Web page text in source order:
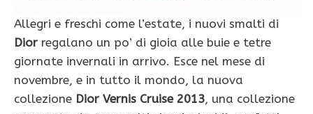
Allegri e freschi come l’estate, i nuovi smalti di
Dior regalano un po’ di gioia alle buie e tetre
giornate invernali in arrivo. Esce nel mese di
novembre, e in tutto il mondo, la nuova
collezione Dior Vernis Cruise 2013, una collezione